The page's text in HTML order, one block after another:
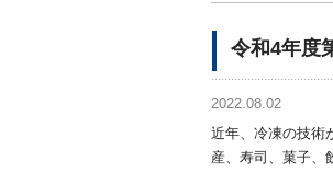
令和4年度
2022.08.02
近年、冷凍の技術
産、寿司、菓子、